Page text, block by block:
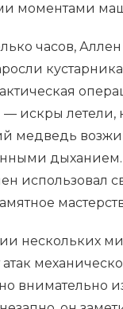
моментами
часов,
искры летели,
медведь
использовал
нескольких
атак
внимательно